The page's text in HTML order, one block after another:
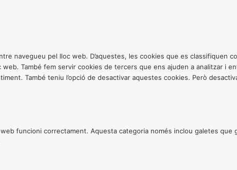
navegueu pel lloc web. D’aquestes, les cookies que es classifiquen
També fem servir cookies de tercers que ens ajuden a analitzar i
També teniu l’opció de desactivar aquestes cookies. Però
funcioni correctament. Aquesta categoria només inclou galetes